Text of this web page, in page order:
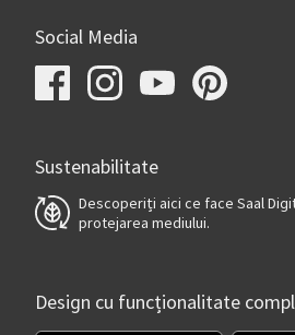
Social Media
Sustenabilitate
Descoperiți aici ce face Saal
protejarea mediului.
Design cu funcționalitate